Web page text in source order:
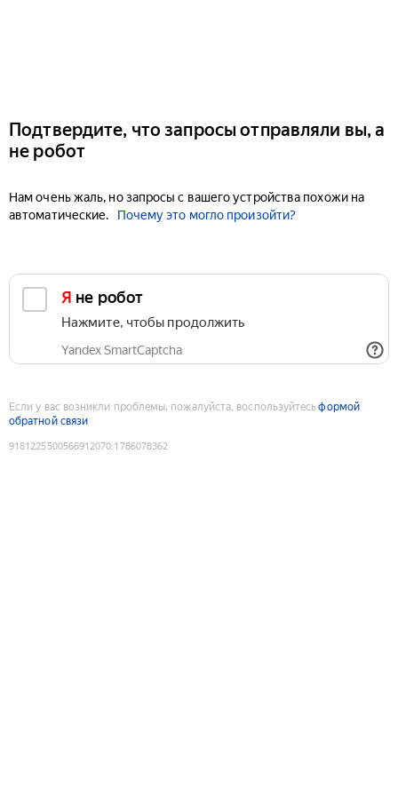
Подтвердите, что запросы отправляли вы, а
не робот
Нам очень жаль, но запросы с вашего устройства похожи на
автоматические.
Почему это могло произойти?
Я не робот
Нажмите, чтобы продолжить
Yandex SmartCaptcha
Если у вас возникли проблемы, пожалуйста, воспользуйтесьформой
обратной связи
9181225500566912070:1786078362